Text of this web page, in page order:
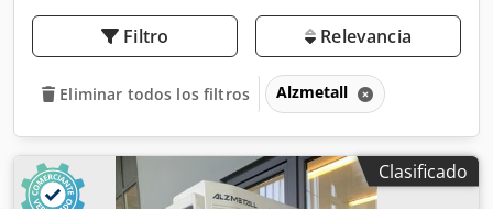
Filtro Relevancia
Eliminar todos los filtros Alzmetall
Clasificado